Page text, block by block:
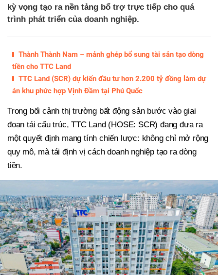
kỳ vọng tạo ra nền tảng bổ trợ trực tiếp cho quá
trình phát triển của doanh nghiệp.
Thành Thành Nam – mảnh ghép bổ sung tài sản tạo dòng
tiền cho TTC Land
TTC Land (SCR) dự kiến đầu tư hơn 2.200 tỷ đồng làm dự
án khu phức hợp Vịnh Đầm tại Phú Quốc
Trong bối cảnh thị trường bất động sản bước vào giai
đoạn tái cấu trúc, TTC Land (HOSE: SCR) đang đưa ra
một quyết định mang tính chiến lược: không chỉ mở rộng
quy mô, mà tái định vị cách doanh nghiệp tạo ra dòng
tiền.